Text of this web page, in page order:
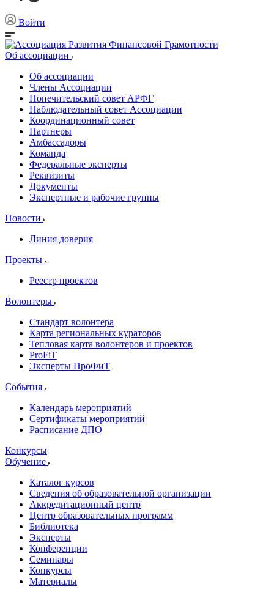
Войти
Об ассоциации
Об ассоциации
Члены Ассоциации
Попечительский совет АРФГ
Наблюдательный совет Ассоциации
Координационный совет
Партнеры
Амбассадоры
Команда
Федеральные эксперты
Реквизиты
Документы
Экспертные и рабочие группы
Новости
Линия доверия
Проекты
Реестр проектов
Волонтеры
Стандарт волонтера
Карта региональных кураторов
Тепловая карта волонтеров и проектов
ProFiT
Эксперты ПроФиТ
События
Календарь мероприятий
Сертификаты мероприятий
Расписание ДПО
Конкурсы
Обучение
Каталог курсов
Сведения об образовательной организации
Аккредитационный центр
Центр образовательных программ
Библиотека
Эксперты
Конференции
Семинары
Конкурсы
Материалы